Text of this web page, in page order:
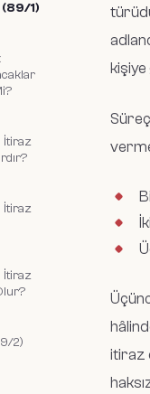
1)
İtiraz
İtiraz
İtiraz
2)
itiraz